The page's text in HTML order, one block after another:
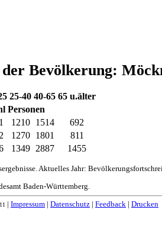
Bevölkerung:
25-40 40-65 65 u.älter
Personen
1210 1514
692
1270 1801
811
1349 2887 1455
Aktuelles Jahr:
Baden-Württemberg.
Impressum Datenschutz Feedback Drucken